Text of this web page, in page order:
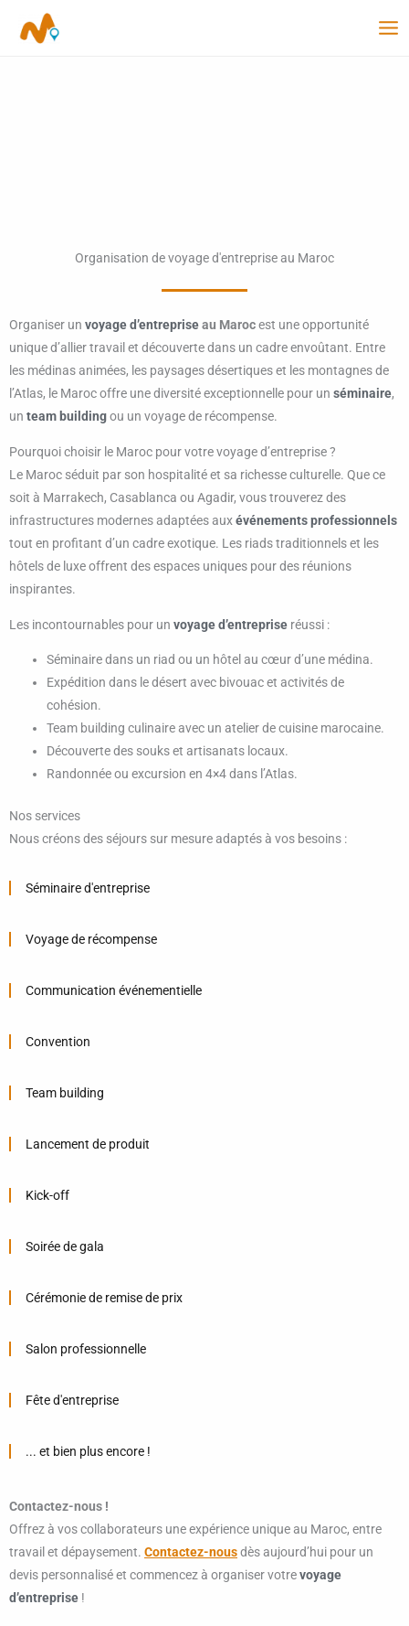
Organisation de voyage d'entreprise au Maroc
Organiser un voyage d’entrepriseau Marocest une opportunité
unique d’allier travail et découverte dans un cadre envoûtant. Entre
les médinas animées, les paysages désertiques et les montagnes de
l’Atlas, le Maroc offre une diversité exceptionnelle pour un séminaire,
un team buildingou un voyage de récompense.
Pourquoi choisir le Maroc pour votre voyage d’entreprise ?
Le Maroc séduit par son hospitalité et sa richesse culturelle. Que ce
soit à Marrakech, Casablanca ou Agadir, vous trouverez des
infrastructures modernes adaptées auxévénements professionnels
tout en profitant d’un cadre exotique. Les riads traditionnels et les
hôtels de luxe offrent des espaces uniques pour des réunions
inspirantes.
Les incontournables pour un voyage d’entreprise réussi :
Séminaire dans un riad ou un hôtel au cœur d’une médina.
Expédition dans le désert avec bivouac et activités de
cohésion.
Team building culinaire avec un atelier de cuisine marocaine.
Découverte des souks et artisanats locaux.
Randonnée ou excursion en 4×4 dans l’Atlas.
Nos services
Nous créons des séjours sur mesure adaptés à vos besoins :
Séminaire d'entreprise
Voyage de récompense
Communication événementielle
Convention
Team building
Lancement de produit
Kick-off
Soirée de gala
Cérémonie de remise de prix
Salon professionnelle
Fête d'entreprise
... et bien plus encore !
Contactez-nous !
Offrez à vos collaborateurs une expérience unique au Maroc, entre
travail et dépaysement. Contactez-nousdès aujourd’hui pour un
devis personnalisé et commencez à organiser votrevoyage
d’entreprise !